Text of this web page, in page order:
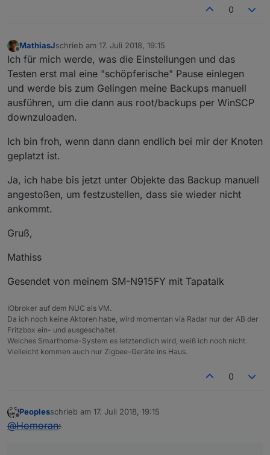
0
Offline
MathiasJschrieb am 17. Juli 2018, 19:15
zuletzt editiert von
Ich für mich werde, was die Einstellungen und das
Testen erst mal eine "schöpferische" Pause einlegen
und werde bis zum Gelingen meine Backups manuell
ausführen, um die dann aus root/backups per WinSCP
downzuloaden.
Ich bin froh, wenn dann dann endlich bei mir der Knoten
geplatzt ist.
Ja, ich habe bis jetzt unter Objekte das Backup manuell
angestoßen, um festzustellen, dass sie wieder nicht
ankommt.
Gruß,
Mathiss
Gesendet von meinem SM-N915FY mit Tapatalk
IObroker auf dem NUC als VM.
Da ich noch keine Aktoren habe, wird momentan via Radar nur der AB der
Fritzbox ein- und ausgeschaltet.
Welches Smarthome-System es letztendlich wird, weiß ich noch nicht.
Vielleicht kommen auch nur Zigbee-Geräte ins Haus.
0
Offline
Peoplesschrieb am 17. Juli 2018, 19:15
zuletzt editiert von
@Homoran: